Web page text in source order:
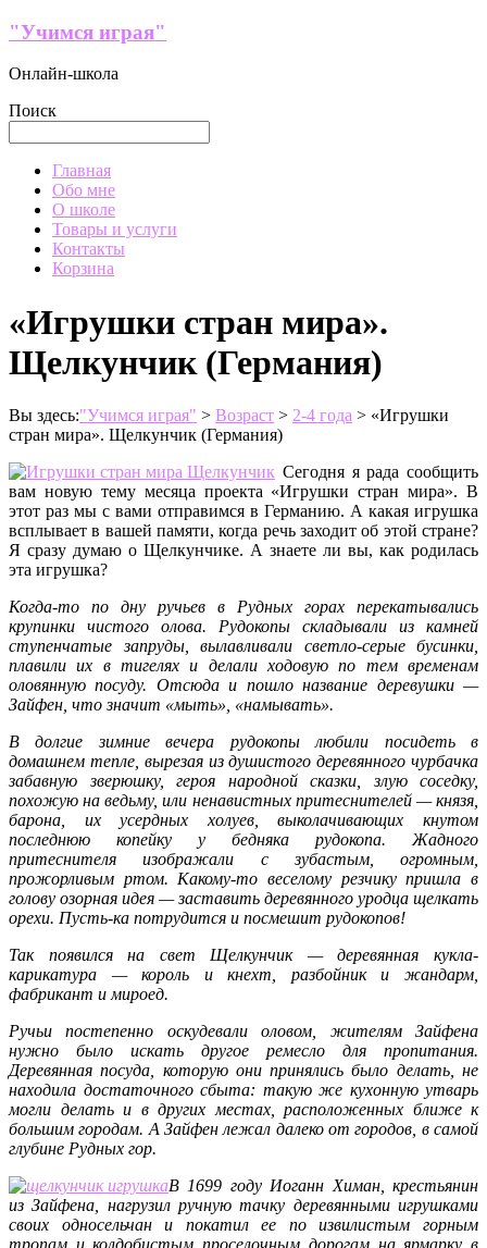
Перейти
содержимому
"Учимся играя"
Онлайн-школа
Поиск
МенюГлавная
Обо мне
О школе
Товары и услуги
Контакты
Корзина
«Игрушки стран мира».
Щелкунчик (Германия)
Вы здесь:"Учимся играя" > Возраст > 2-4 года > «Игрушки
стран мира». Щелкунчик (Германия)
Сегодня я рада сообщить
вам новую тему месяца проекта «Игрушки стран мира». В
этот раз мы с вами отправимся в Германию. А какая игрушка
всплывает в вашей памяти, когда речь заходит об этой стране?
Я сразу думаю о Щелкунчике. А знаете ли вы, как родилась
эта игрушка?
Когда-то по дну ручьев в Рудных горах перекатывались
крупинки чистого олова. Рудокопы складывали из камней
ступенчатые запруды, вылавливали светло-серые бусинки,
плавили их в тигелях и делали ходовую по тем временам
оловянную посуду. Отсюда и пошло название деревушки —
Зайфен, что значит «мыть», «намывать».
В долгие зимние вечера рудокопы любили посидеть в
домашнем тепле, вырезая из душистого деревянного чурбачка
забавную зверюшку, героя народной сказки, злую соседку,
похожую на ведьму, или ненавистных притеснителей — князя,
барона, их усердных холуев, выколачивающих кнутом
последнюю копейку у бедняка рудокопа. Жадного
притеснителя изображали с зубастым, огромным,
прожорливым ртом. Какому-то веселому резчику пришла в
голову озорная идея — заставить деревянного уродца щелкать
орехи. Пусть-ка потрудится и посмешит рудокопов!
Так появился на свет Щелкунчик — деревянная кукла-
карикатура — король и кнехт, разбойник и жандарм,
фабрикант и мироед.
Ручьи постепенно оскудевали оловом, жителям Зайфена
нужно было искать другое ремесло для пропитания.
Деревянная посуда, которую они принялись было делать, не
находила достаточного сбыта: такую же кухонную утварь
могли делать и в других местах, расположенных ближе к
большим городам. А Зайфен лежал далеко от городов, в самой
глубине Рудных гор.
В 1699 году Иоганн Химан, крестьянин
из Зайфена, нагрузил ручную тачку деревянными игрушками
своих односельчан и покатил ее по извилистым горным